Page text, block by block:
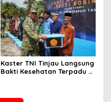
Tuanku Tambusai Kawal
Kunjungan ke Dua Yonif
Teritorial Pembangunan
Kaster TNI Tinjau Langsung
Bakti Kesehatan Terpadu di